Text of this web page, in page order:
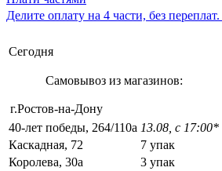
Делите оплату на 4 части, без переплат.
Сегодня
Самовывоз из магазинов:
г.Ростов-на-Дону
40-лет победы, 264/110а 13.08, с 17:00*
Каскадная, 72
7 упак
Королева, 30а
3 упак